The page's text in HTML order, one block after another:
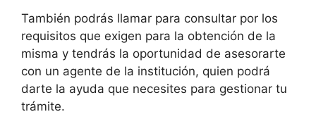
También podrás llamar para consultar por los
requisitos que exigen para la obtención de la
misma y tendrás la oportunidad de asesorarte
con un agente de la institución, quien podrá
darte la ayuda que necesites para gestionar tu
trámite.